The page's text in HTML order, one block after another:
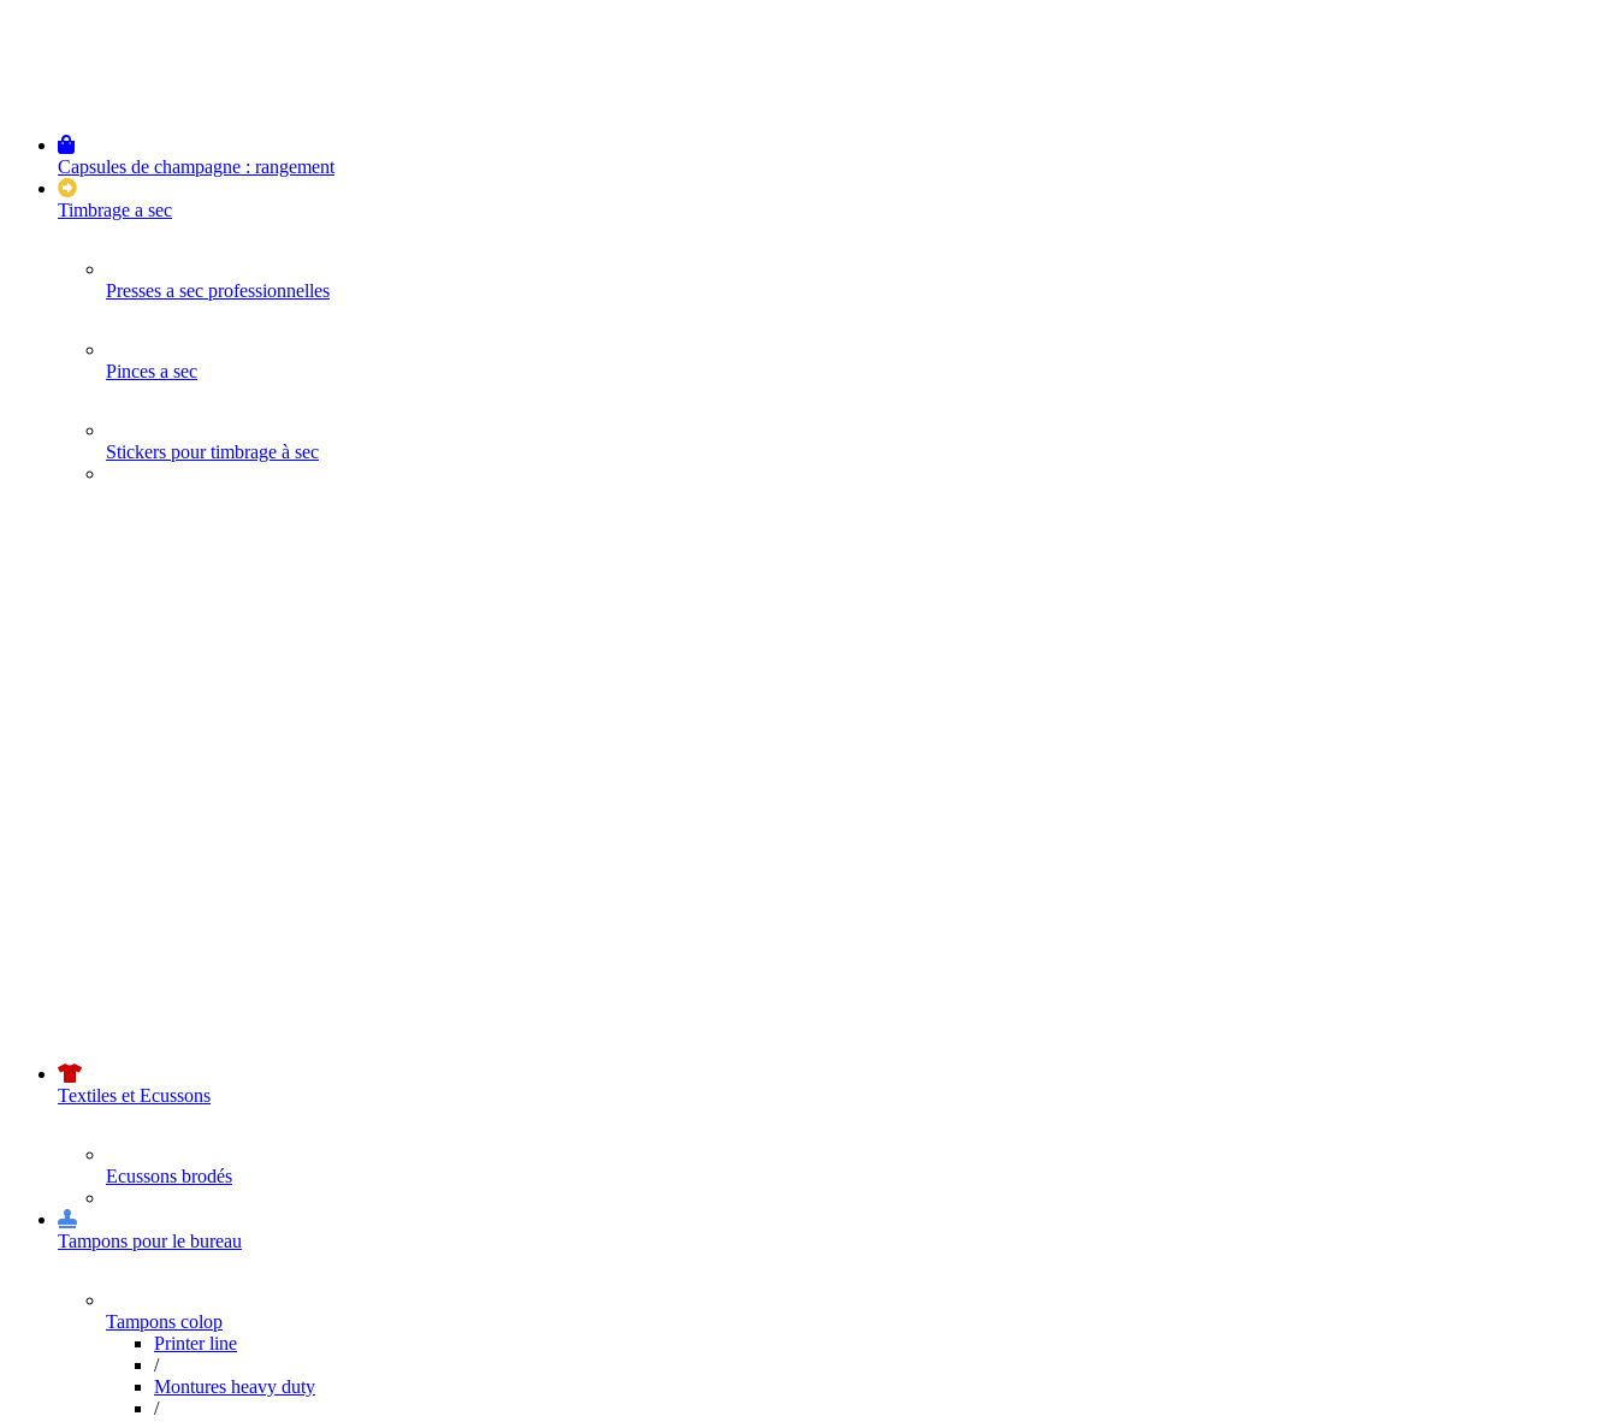
Capsules de champagne : rangement
Timbrage a sec
Presses a sec professionnelles
Pinces a sec
Stickers pour timbrage à sec
Textiles et Ecussons
Ecussons brodés
Tampons pour le bureau
Tampons colop
Printer line
/
Montures heavy duty
/